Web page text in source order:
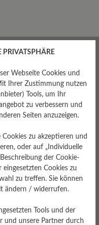
PRIVATSPHÄRE
Webseite Cookies und
Ihrer Zustimmung nutzen
Tools, um Ihr
zu verbessern und
Seiten anzuzeigen.
Cookies zu akzeptieren und
oder auf „Individuelle
der Cookie-
Cookies zu
zu treffen. Sie können
ändern / widerrufen.
Tools und der
und unsere Partner durch